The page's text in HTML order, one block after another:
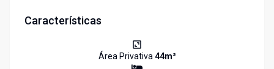
Características
Área Privativa44m²